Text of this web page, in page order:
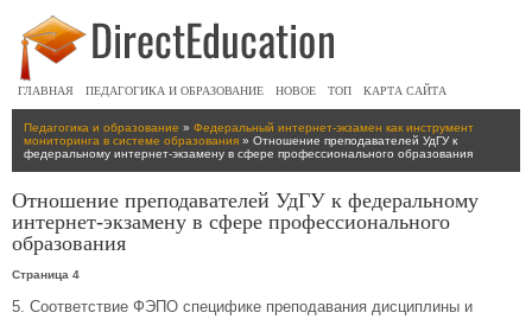
ГЛАВНАЯ ПЕДАГОГИКА И ОБРАЗОВАНИЕ НОВОЕ ТОП КАРТА САЙТА
Педагогика и образование » Федеральный интернет-экзамен как инструмент
мониторинга в системе образования » Отношение преподавателей УдГУ к
федеральному интернет-экзамену в сфере профессионального образования
Отношение преподавателей УдГУ к федеральному
интернет-экзамену в сфере профессионального
образования
Страница 4
5. Соответствие ФЭПО специфике преподавания дисциплины и